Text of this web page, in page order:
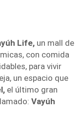
Life, un mall de
con comida
para vivir
un espacio que
el último gran
Vayúh